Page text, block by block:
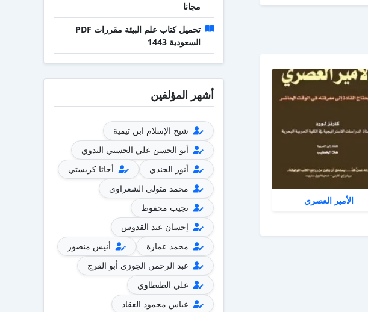
الأمير العصري
مجانا
تحميل كتاب علم البيئة مقررات PDF
السعودية 1443
أشهر المؤلفين
شيخ الإسلام ابن تيمية
أبو الحسن علي الحسني الندوي
أنور الجندي
أجاثا كريستي
محمد متولي الشعراوي
نجيب محفوظ
إحسان عبد القدوس
محمد عمارة
أنيس منصور
عبد الرحمن الجوزي أبو الفرج
علي الطنطاوي
عباس محمود العقاد